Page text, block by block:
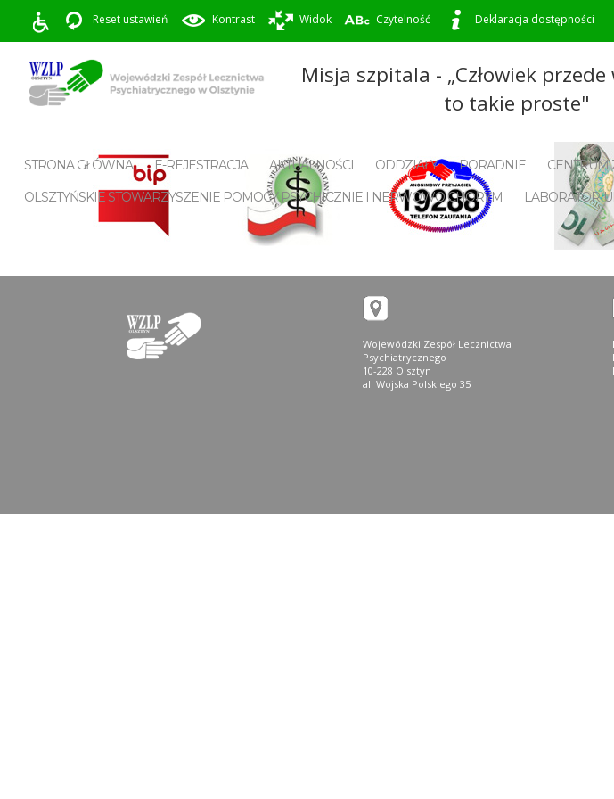
Reset ustawień Kontrast Widok Czytelność Deklaracja dostępności
Misja szpitala - „Człowiek
to takie proste"
STRONA GŁÓWNA E-REJESTRACJA AKTUALNOŚCI ODDZIAŁY PORADNIE CENTRUM
OLSZTYŃSKIE STOWARZYSZENIE POMOCY PSYCHICZNIE I NERWOWO CHORYM
Konkurs
Wojewódzki Zespół Lecznictwa
Psychiatrycznego
10-228 Olsztyn
al. Wojska Polskiego 35